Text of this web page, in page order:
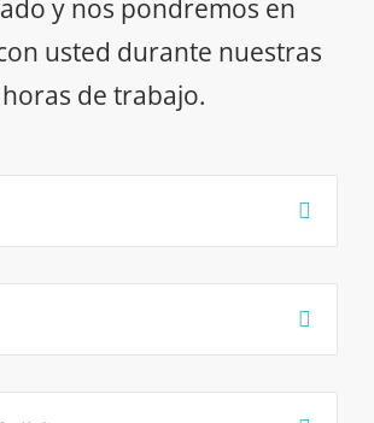
y nos pondremos en
usted durante nuestras
horas de trabajo.